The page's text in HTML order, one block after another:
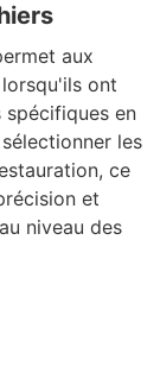
aux
ont
en
les
ce
et
niveau des